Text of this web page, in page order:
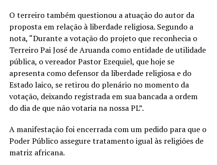
O terreiro também questionou a atuação do autor da
proposta em relação à liberdade religiosa. Segundo a
nota, “Durante a votação do projeto que reconhecia o
Terreiro Pai José de Aruanda como entidade de utilidade
pública, o vereador Pastor Ezequiel, que hoje se
apresenta como defensor da liberdade religiosa e do
Estado laico, se retirou do plenário no momento da
votação, deixando registrada em sua bancada a ordem
do dia de que não votaria na nossa PL”.
A manifestação foi encerrada com um pedido para que o
Poder Público assegure tratamento igual às religiões de
matriz africana.